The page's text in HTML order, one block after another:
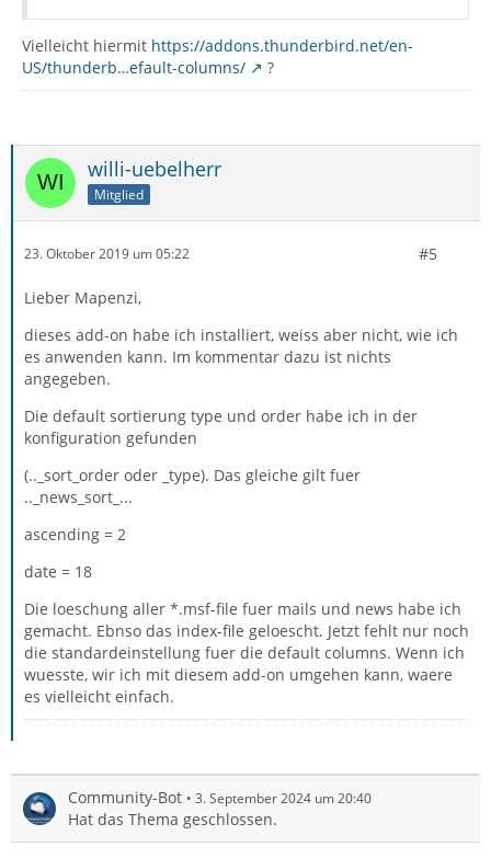
Vielleicht hiermit https://addons.thunderbird.net/en-
US/thunderb…efault-columns/
?
willi-uebelherr
Mitglied
23. Oktober 2019 um 05:22 #5
Lieber Mapenzi,
dieses add-on habe ich installiert, weiss aber nicht, wie ich
es anwenden kann. Im kommentar dazu ist nichts
angegeben.
Die default sortierung type und order habe ich in der
konfiguration gefunden
(.._sort_order oder _type). Das gleiche gilt fuer
.._news_sort_...
ascending = 2
date = 18
Die loeschung aller *.msf-file fuer mails und news habe ich
gemacht. Ebnso das index-file geloescht. Jetzt fehlt nur noch
die standardeinstellung fuer die default columns. Wenn ich
wuesste, wir ich mit diesem add-on umgehen kann, waere
es vielleicht einfach.
Community-Bot 3. September 2024 um 20:40
Hat das Thema geschlossen.